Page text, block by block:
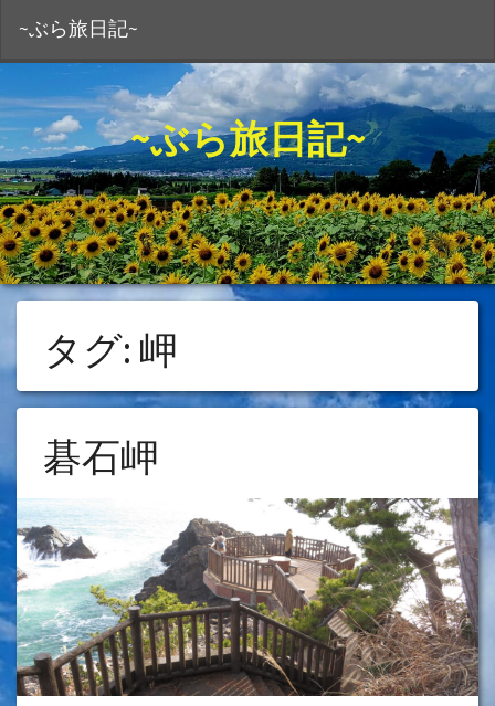
~ぶら旅日記~
~ぶら旅日記~
タグ: 岬
碁石岬